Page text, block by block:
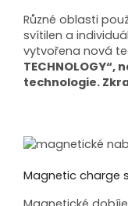
Různé oblasti
svítilen a
vytvořena nová
technologie.
Magnetic charge